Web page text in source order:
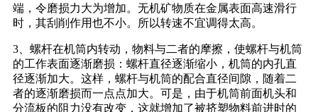
端，令磨损力大为增加。无机矿物质在金属表面高速滑行
时，其刮削作用也不小。所以转速不宜调得太高。
3、螺杆在机筒内转动，物料与二者的摩擦，使螺杆与机筒
的工作表面逐渐磨损：螺杆直径逐渐缩小，机筒的内孔直
径逐渐加大。这样，螺杆与机筒的配合直径间隙，随着二
者的逐渐磨损而一点点加大。可是，由于机筒前面机头和
分流板的阻力没有改变，这就增加了被挤塑物料前进时的